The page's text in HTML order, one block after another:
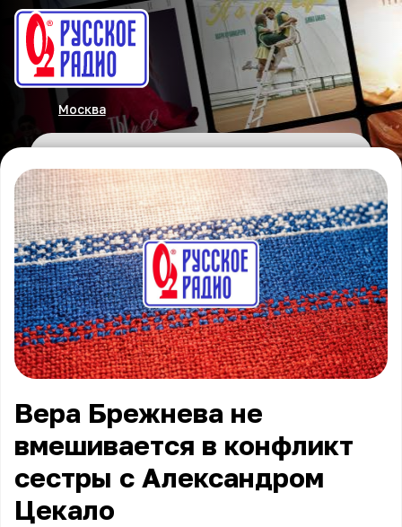
Москва
Вера Брежнева не
вмешивается в конфликт
сестры с Александром
Цекало